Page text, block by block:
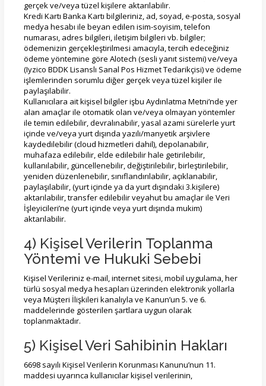
gerçek ve/veya tüzel kişilere aktarılabilir.
Kredi Kartı Banka Kartı bilgileriniz, ad, soyad, e-posta, sosyal
medya hesabı ile beyan edilen isim-soyisim, telefon
numarası, adres bilgileri, iletişim bilgileri vb. bilgiler;
ödemenizin gerçekleştirilmesi amacıyla, tercih edeceğiniz
ödeme yöntemine göre Alotech (sesli yanıt sistemi) ve/veya
(Iyzico BDDK Lisanslı Sanal Pos Hizmet Tedarikçisi) ve ödeme
işlemlerinden sorumlu diğer gerçek veya tüzel kişiler ile
paylaşılabilir.
Kullanıcılara ait kişisel bilgiler işbu Aydınlatma Metni’nde yer
alan amaçlar ile otomatik olan ve/veya olmayan yöntemler
ile temin edilebilir, devralınabilir, yasal azami sürelerle yurt
içinde ve/veya yurt dışında yazılı/manyetik arşivlere
kaydedilebilir (cloud hizmetleri dahil), depolanabilir,
muhafaza edilebilir, elde edilebilir hale getirilebilir,
kullanılabilir, güncellenebilir, değiştirilebilir, birleştirilebilir,
yeniden düzenlenebilir, sınıflandırılabilir, açıklanabilir,
paylaşılabilir, (yurt içinde ya da yurt dışındaki 3.kişilere)
aktarılabilir, transfer edilebilir veyahut bu amaçlar ile Veri
İşleyicileri’ne (yurt içinde veya yurt dışında mukim)
aktarılabilir.
4) Kişisel Verilerin Toplanma
Yöntemi ve Hukuki Sebebi
Kişisel Verileriniz e-mail, internet sitesi, mobil uygulama, her
türlü sosyal medya hesapları üzerinden elektronik yollarla
veya Müşteri İlişkileri kanalıyla ve Kanun’un 5. ve 6.
maddelerinde gösterilen şartlara uygun olarak
toplanmaktadır.
5) Kişisel Veri Sahibinin Hakları
6698 sayılı Kişisel Verilerin Korunması Kanunu’nun 11.
maddesi uyarınca kullanıcılar kişisel verilerinin,